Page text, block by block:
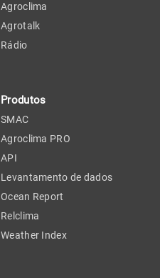
Agroclima
Agrotalk
Rádio
Produtos
SMAC
Agroclima PRO
API
Levantamento de dados
Ocean Report
Relclima
Weather Index